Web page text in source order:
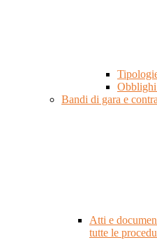
Obblighi
Bandi di gara e
Atti e
tutte le